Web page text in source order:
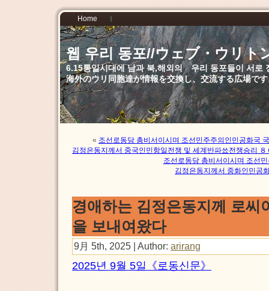
Home
웹 우리 동포//ウェブ・ウリト
6.15통일시대에 남과 북,해외의 우리 동포들이 서로
海外のウリ同胞達が情報を交換し、交流する広場で
« 조선로동당 총비서이시며 조선민주주의인민공화국
김정은동지께서 중국인민항일전쟁 및 세계반파쑈전쟁승리
조선로동당 총비서이시며 조선
김정은동지께서 중화인민공
경애하는 김정은동지께 로씨
을 보내여왔다
9月 5th, 2025 | Author: arirang
2025년 9월 5일《로동신문》